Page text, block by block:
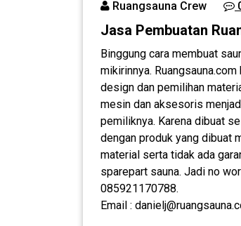
Ruangsauna Crew
Jasa Pembuatan
Binggung cara membuat
mikirinnya.
design dan pemilihan
mesin dan aksesoris
pemiliknya. Karena dibuat
dengan produk yang dibuat
material serta tidak ada
sparepart sauna. Jadi no
085921170788.
Email :